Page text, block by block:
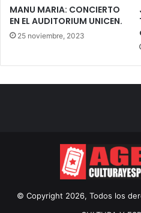
MANU MARIA: CONCIERTO
EN EL AUDITORIUM UNICEN.
25 noviembre, 2023
© Copyright 2026, Todos los